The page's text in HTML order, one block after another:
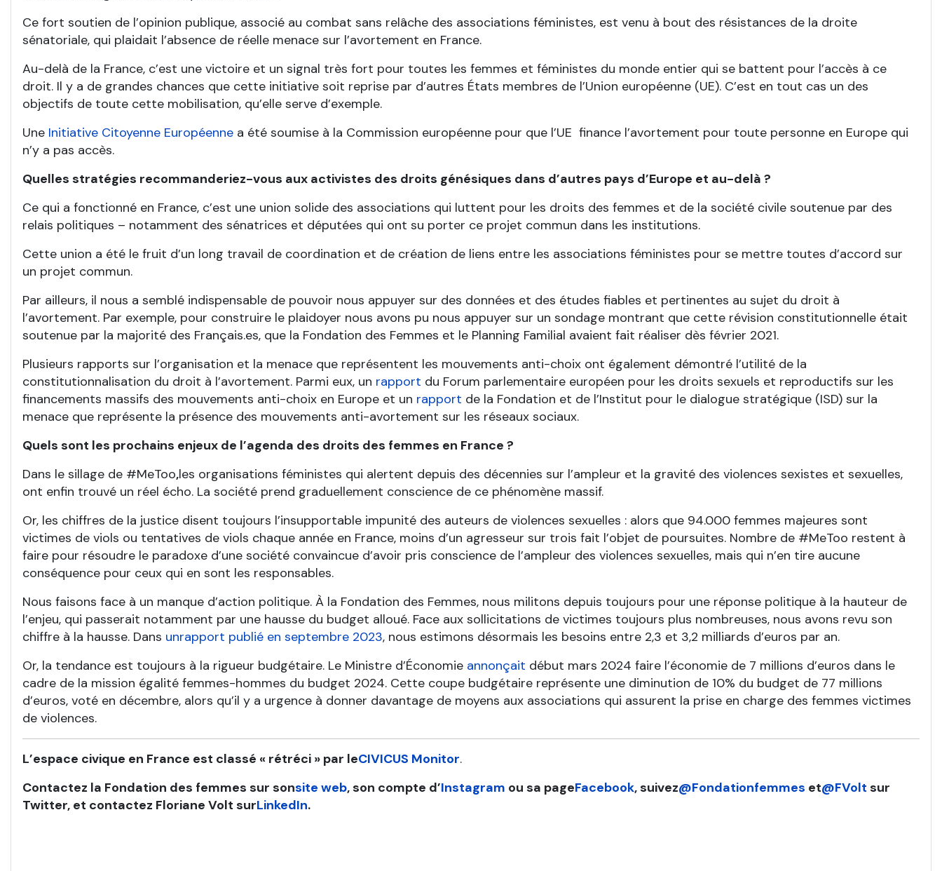
Ce fort soutien de l’opinion publique, associé au combat sans relâche des associations féministes, est venu à bout des résistances de la droite
sénatoriale, qui plaidait l’absence de réelle menace sur l’avortement en France.
Au-delà de la France, c’est une victoire et un signal très fort pour toutes les femmes et féministes du monde entier qui se battent pour l’accès à ce
droit. Il y a de grandes chances que cette initiative soit reprise par d’autres États membres de l’Union européenne (UE). C’est en tout cas un des
objectifs de toute cette mobilisation, qu’elle serve d’exemple.
Une Initiative Citoyenne Européenne a été soumise à la Commission européenne pour que l’UE finance l’avortement pour toute personne en Europe qui
n’y a pas accès.
Quelles stratégies recommanderiez-vous aux activistes des droits génésiques dans d’autres pays d’Europe et au-delà ?
Ce qui a fonctionné en France, c’est une union solide des associations qui luttent pour les droits des femmes et de la société civile soutenue par des
relais politiques – notamment des sénatrices et députées qui ont su porter ce projet commun dans les institutions.
Cette union a été le fruit d’un long travail de coordination et de création de liens entre les associations féministes pour se mettre toutes d’accord sur
un projet commun.
Par ailleurs, il nous a semblé indispensable de pouvoir nous appuyer sur des données et des études fiables et pertinentes au sujet du droit à
l’avortement. Par exemple, pour construire le plaidoyer nous avons pu nous appuyer sur un sondage montrant que cette révision constitutionnelle était
soutenue par la majorité des Français.es, que la Fondation des Femmes et le Planning Familial avaient fait réaliser dès février 2021.
Plusieurs rapports sur l’organisation et la menace que représentent les mouvements anti-choix ont également démontré l’utilité de la
constitutionnalisation du droit à l’avortement. Parmi eux, un rapport du Forum parlementaire européen pour les droits sexuels et reproductifs sur les
financements massifs des mouvements anti-choix en Europe et un rapport de la Fondation et de l’Institut pour le dialogue stratégique (ISD) sur la
menace que représente la présence des mouvements anti-avortement sur les réseaux sociaux.
Quels sont les prochains enjeux de l’agenda des droits des femmes en France ?
Dans le sillage de #MeToo,les organisations féministes qui alertent depuis des décennies sur l’ampleur et la gravité des violences sexistes et sexuelles,
ont enfin trouvé un réel écho. La société prend graduellement conscience de ce phénomène massif.
Or, les chiffres de la justice disent toujours l’insupportable impunité des auteurs de violences sexuelles : alors que 94.000 femmes majeures sont
victimes de viols ou tentatives de viols chaque année en France, moins d’un agresseur sur trois fait l’objet de poursuites. Nombre de #MeToo restent à
faire pour résoudre le paradoxe d’une société convaincue d’avoir pris conscience de l’ampleur des violences sexuelles, mais qui n’en tire aucune
conséquence pour ceux qui en sont les responsables.
Nous faisons face à un manque d’action politique. À la Fondation des Femmes, nous militons depuis toujours pour une réponse politique à la hauteur de
l’enjeu, qui passerait notamment par une hausse du budget alloué. Face aux sollicitations de victimes toujours plus nombreuses, nous avons revu son
chiffre à la hausse. Dans unrapport publié en septembre 2023, nous estimons désormais les besoins entre 2,3 et 3,2 milliards d’euros par an.
Or, la tendance est toujours à la rigueur budgétaire. Le Ministre d’Économie annonçait début mars 2024 faire l’économie de 7 millions d’euros dans le
cadre de la mission égalité femmes-hommes du budget 2024. Cette coupe budgétaire représente une diminution de 10% du budget de 77 millions
d’euros, voté en décembre, alors qu’il y a urgence à donner davantage de moyens aux associations qui assurent la prise en charge des femmes victimes
de violences.
L’espace civique en France est classé « rétréci » par leCIVICUS Monitor.
Contactez la Fondation des femmes sur sonsite web, son compte d’Instagram ou sa pageFacebook, suivez@Fondationfemmes et@FVolt sur
Twitter, et contactez Floriane Volt surLinkedIn.